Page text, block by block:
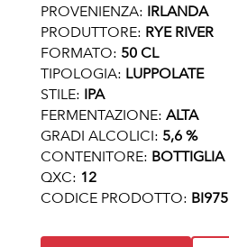
PROVENIENZA: IRLANDA
PRODUTTORE: RYE RIVER
FORMATO: 50 CL
TIPOLOGIA: LUPPOLATE
STILE: IPA
FERMENTAZIONE: ALTA
GRADI ALCOLICI: 5,6 %
CONTENITORE: BOTTIGLIA
QXC: 12
CODICE PRODOTTO: BI975